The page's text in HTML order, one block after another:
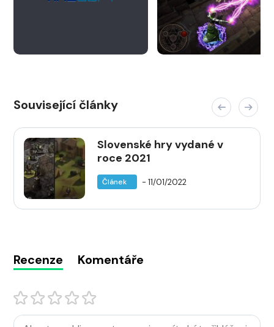
Související články
Slovenské hry vydané v
roce 2021
Článek - 11/01/2022
Recenze Komentáře